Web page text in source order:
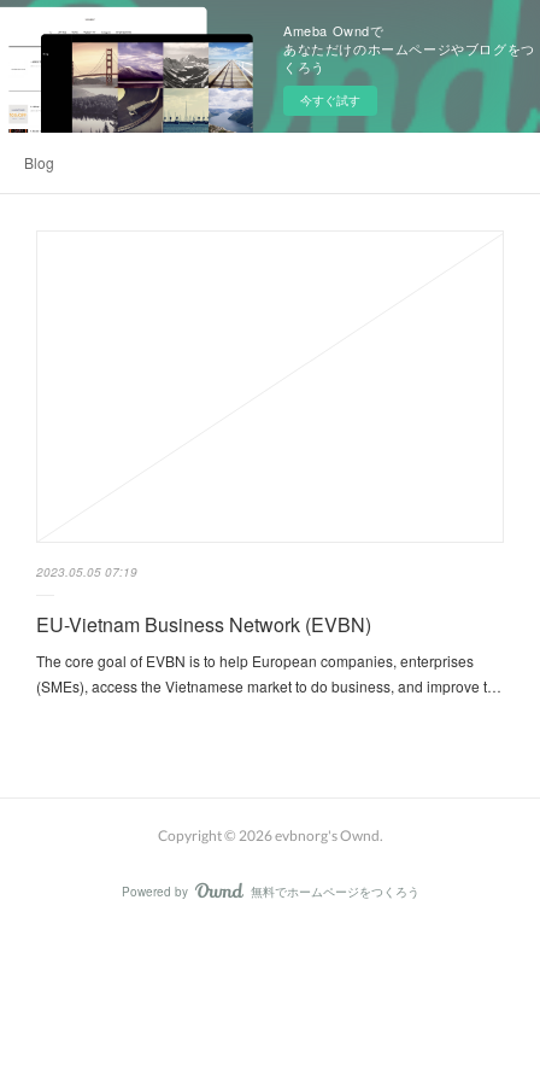
Ameba Owndで
あなただけのホームページやブログをつ
くろう
今すぐ試す
Blog
2023.05.05 07:19
EU-Vietnam Business Network (EVBN)
The core goal of EVBN is to help European companies, enterprises
(SMEs), access the Vietnamese market to do business, and improve t…
Copyright © 2026evbnorg's Ownd.
Powered by AmebaOwnd
無料でホームページをつくろう